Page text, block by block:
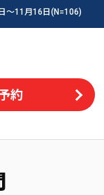
〜11月16日(N=106)
約